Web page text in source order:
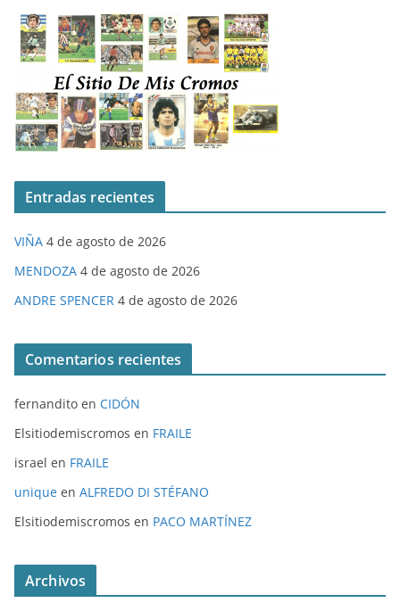
Entradas recientes
VIÑA 4 de agosto de 2026
MENDOZA 4 de agosto de 2026
ANDRE SPENCER 4 de agosto de 2026
Comentarios recientes
fernandito en CIDÓN
Elsitiodemiscromos en FRAILE
israel en FRAILE
unique en ALFREDO DI STÉFANO
Elsitiodemiscromos en PACO MARTÍNEZ
Archivos